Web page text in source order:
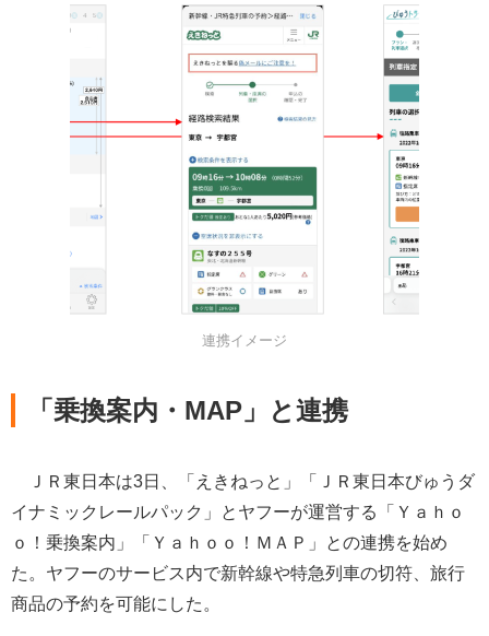
連携イメージ
「乗換案内・MAP」と連携
ＪＲ東日本は3日、「えきねっと」「ＪＲ東日本びゅうダ
イナミックレールパック」とヤフーが運営する「Ｙａｈｏ
ｏ！乗換案内」「Ｙａｈｏｏ！ＭＡＰ」との連携を始め
た。ヤフーのサービス内で新幹線や特急列車の切符、旅行
商品の予約を可能にした。